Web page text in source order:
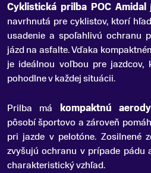
Cyklistická prilba POC Amidal
navrhnutá pre cyklistov, ktorí
usadenie a spoľahlivú ochranu
jázd na asfalte.Vďaka
je ideálnou voľbou pre
pohodlne v každej situácii.
Prilba má kompaktnú
pôsobí športovo a zároveň
pri jazde v pelotóne. Zosilnené
zvyšujú ochranu v prípade pádu
charakteristický vzhľad.